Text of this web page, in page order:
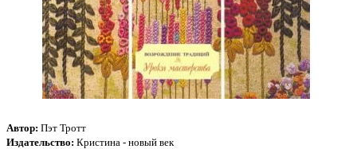
Автор: Пэт Тротт
Издательство: Кристина - новый век